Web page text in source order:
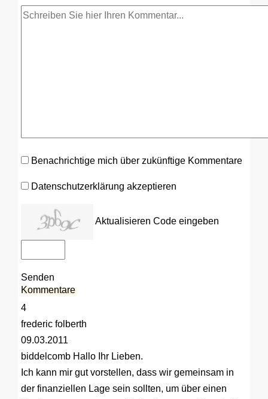
Benachrichtige mich über zukünftige Kommentare
Datenschutzerklärung akzeptieren
Aktualisieren Code eingeben
Senden
Kommentare
4
frederic folberth
09.03.2011
biddelcomb Hallo Ihr Lieben.
Ich kann mir gut vorstellen, dass wir gemeinsam in
der finanziellen Lage sein sollten, um über einen